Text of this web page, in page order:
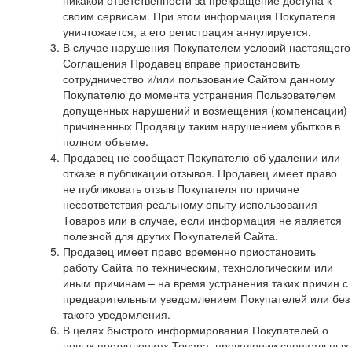
своим сервисам. При этом информация Покупателя
уничтожается, а его регистрация аннулируется.
В случае нарушения Покупателем условий настоящего
Соглашения Продавец вправе приостановить
сотрудничество и/или пользование Сайтом данному
Покупателю до момента устранения Пользователем
допущенных нарушений и возмещения (компенсации)
причиненных Продавцу таким нарушением убытков в
полном объеме.
Продавец не сообщает Покупателю об удалении или
отказе в публикации отзывов. Продавец имеет право
не публиковать отзыв Покупателя по причине
несоответствия реальному опыту использования
Товаров или в случае, если информация не является
полезной для других Покупателей Сайта.
Продавец имеет право временно приостановить
работу Сайта по техническим, технологическим или
иным причинам – на время устранения таких причин с
предварительным уведомлением Покупателей или без
такого уведомления.
В целях быстрого информирования Покупателей о